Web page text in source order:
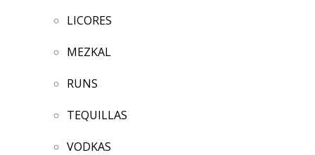
LICORES
MEZKAL
RUNS
TEQUILLAS
VODKAS